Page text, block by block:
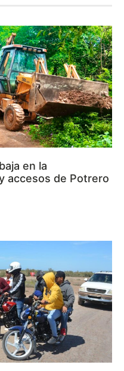
en la
accesos de Potrero